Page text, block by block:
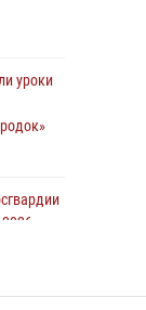
о
уроки